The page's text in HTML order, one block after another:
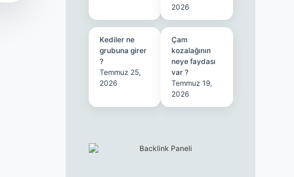
2026
Kediler ne
grubuna girer
?
Temmuz 25,
2026
Çam
kozalağının
neye faydası
var ?
Temmuz 19,
2026